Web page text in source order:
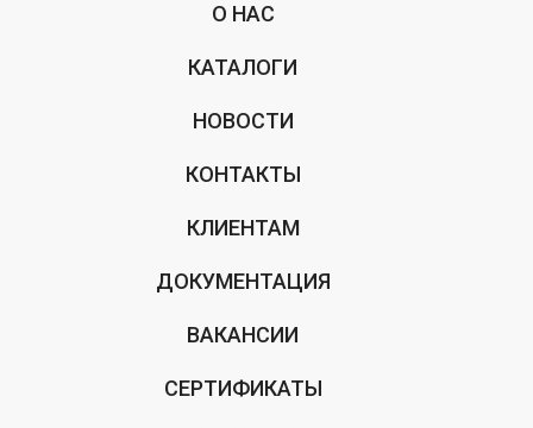
О НАС
КАТАЛОГИ
НОВОСТИ
КОНТАКТЫ
КЛИЕНТАМ
ДОКУМЕНТАЦИЯ
ВАКАНСИИ
СЕРТИФИКАТЫ